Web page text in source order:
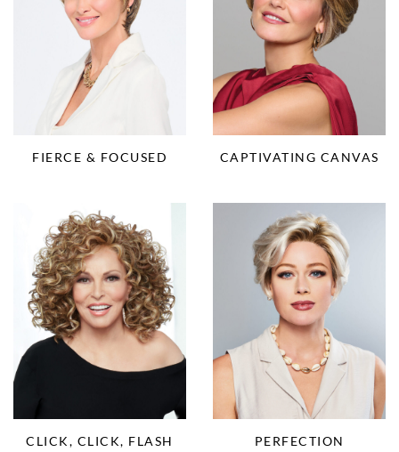
FIERCE & FOCUSED CAPTIVATING CANVAS
CLICK, CLICK, FLASH PERFECTION